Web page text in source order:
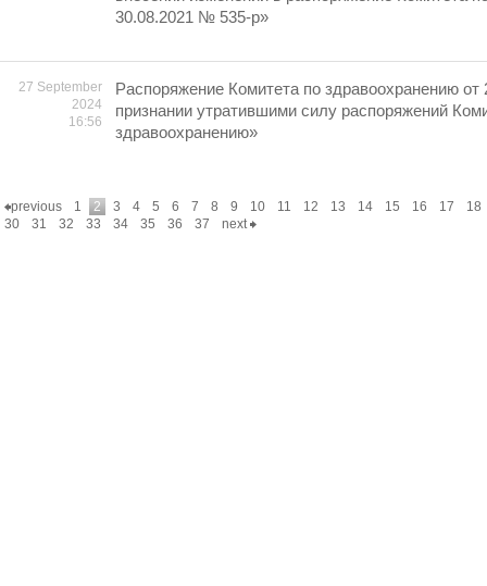
30.08.2021 № 535-р»
27 September
2024
16:56
Распоряжение Комитета по здравоохранению
признании утратившими силу распоряжений
здравоохранению»
previous 1 2 3 4 5 6 7 8 9 10 11 12 13 14 15 16 17
18
30
31 32 33 34 35 36 37 next